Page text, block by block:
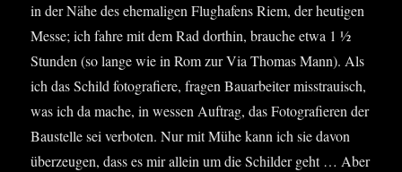
in der Nähe des ehe­ma­li­gen Flug­ha­fens Riem, der heu­ti­gen
Mes­se; ich fah­re mit dem Rad dort­hin, brau­che etwa 1 ½
Stun­den (so lan­ge wie in Rom zur Via Tho­mas Mann). Als
ich das Schild foto­gra­fie­re, fra­gen Bau­ar­bei­ter miss­trau­isch,
was ich da mache, in wes­sen Auf­trag, das Foto­gra­fie­ren der
Bau­stel­le sei ver­bo­ten. Nur mit Mühe kann ich sie davon
über­zeu­gen, dass es mir allein um die Schil­der geht … Aber